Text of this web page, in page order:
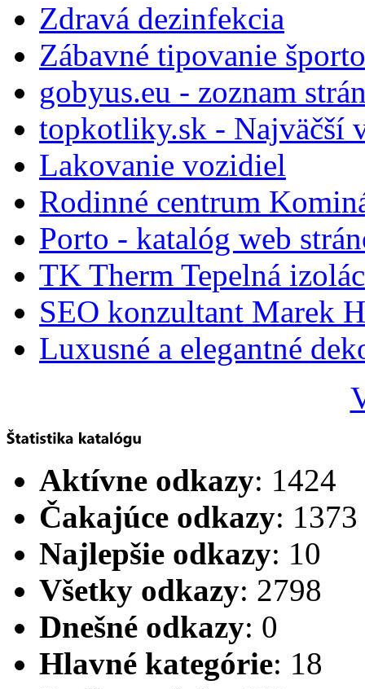
Zdravá dezinfekcia
Zábavné tipovanie
gobyus.eu - zoznam
topkotliky.sk - Najväčší
Lakovanie vozidiel
Rodinné centrum
Porto - katalóg web
TK Therm Tepelná
SEO konzultant Marek
Luxusné a elegantné
Aktívne odkazy: 1424
Čakajúce odkazy: 1373
Najlepšie odkazy: 10
Všetky odkazy: 2798
Dnešné odkazy: 0
Hlavné kategórie: 18